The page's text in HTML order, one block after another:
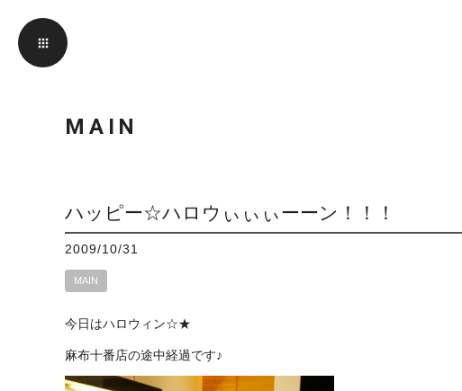
MAIN
ハッピー☆ハロウぃぃぃーーン！！！
2009/10/31
MAIN
今日はハロウィン☆★
麻布十番店の途中経過です♪